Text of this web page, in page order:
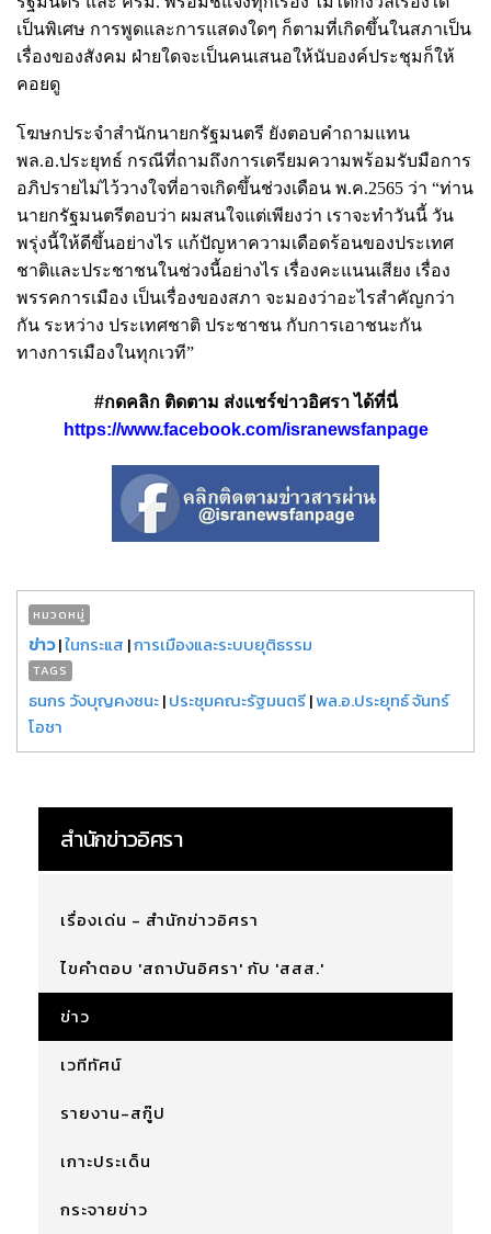
เป็นพิเศษ การพูดและการแสดงใดๆ ก็ตามที่เกิดขึ้นในสภาเป็น
เรื่องของสังคม ฝ่ายใดจะเป็นคนเสนอให้นับองค์ประชุมก็ให้
คอยดู
โฆษกประจำสำนักนายกรัฐมนตรี ยังตอบคำถามแทน
พล.อ.ประยุทธ์ กรณีที่ถามถึงการเตรียมความพร้อมรับมือการ
อภิปรายไม่ไว้วางใจที่อาจเกิดขึ้นช่วงเดือน พ.ค.2565 ว่า “ท่าน
นายกรัฐมนตรีตอบว่า ผมสนใจแต่เพียงว่า เราจะทำวันนี้ วัน
พรุ่งนี้ให้ดีขึ้นอย่างไร แก้ปัญหาความเดือดร้อนของประเทศ
ชาติและประชาชนในช่วงนี้อย่างไร เรื่องคะแนนเสียง เรื่อง
พรรคการเมือง เป็นเรื่องของสภา จะมองว่าอะไรสำคัญกว่า
กัน ระหว่าง ประเทศชาติ ประชาชน กับการเอาชนะกัน
ทางการเมืองในทุกเวที”
#กดคลิก ติดตาม ส่งแชร์ข่าวอิศรา ได้ที่นี่
https://www.facebook.com/isranewsfanpage
หมวดหมู่
ข่าว|ในกระแส |การเมืองและระบบยุติธรรม
TAGS
ธนกร วังบุญคงชนะ|ประชุมคณะรัฐมนตรี|พล.อ.ประยุทธ์ จันทร์
โอชา
สำนักข่าวอิศรา
เรื่องเด่น - สำนักข่าวอิศรา
ไขคำตอบ 'สถาบันอิศรา' กับ 'สสส.'
ข่าว
เวทีทัศน์
รายงาน-สกู๊ป
เกาะประเด็น
กระจายข่าว